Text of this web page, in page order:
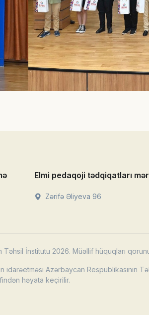
Elmi pedaqoji tədqiqatları
Zərifə Əliyeva 96
Təhsil İnstitutu 2026. Müəllif hüquqları
idarəetməsi Azərbaycan Respublikasının
həyata keçirilir.